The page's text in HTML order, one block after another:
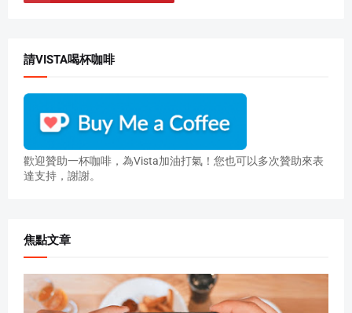
請VISTA喝杯咖啡
歡迎贊助一杯咖啡，為Vista加油打氣！您也可以多次贊助來表
達支持，謝謝。
焦點文章